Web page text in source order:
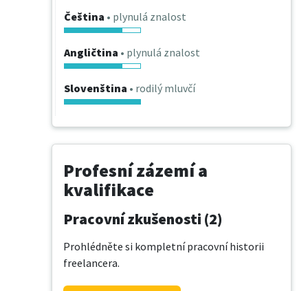
Čeština • plynulá znalost
Angličtina • plynulá znalost
Slovenština • rodilý mluvčí
Profesní zázemí a
kvalifikace
Pracovní zkušenosti (2)
Prohlédněte si kompletní pracovní historii
freelancera.